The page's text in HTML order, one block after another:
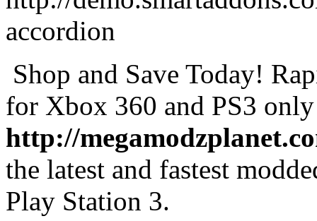
accordion
Shop and Save Today!
for Xbox 360 and PS3
http://
the latest and fastest
Play Station 3.